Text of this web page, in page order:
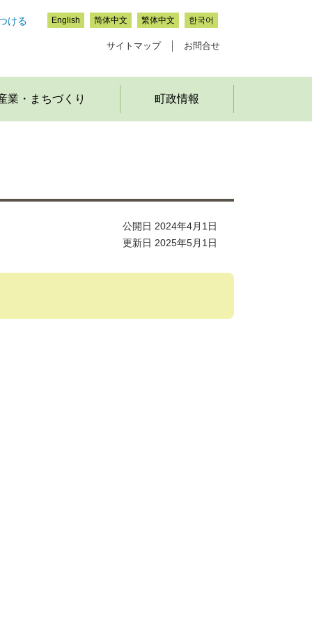
ける English 简体中文 繁体中文 한국어
サイトマップ お問合せ
業・まちづくり 町政情報
公開日 2024年4月1日
更新日 2025年5月1日